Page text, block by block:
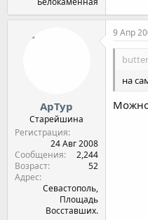
АрТур
Старейшина
Регистрация
24 Авг 2008
Сообщения
2,244
Возраст
52
Адрес
Севастополь,
Площадь
Восставших.
9 Апр
на
Можно